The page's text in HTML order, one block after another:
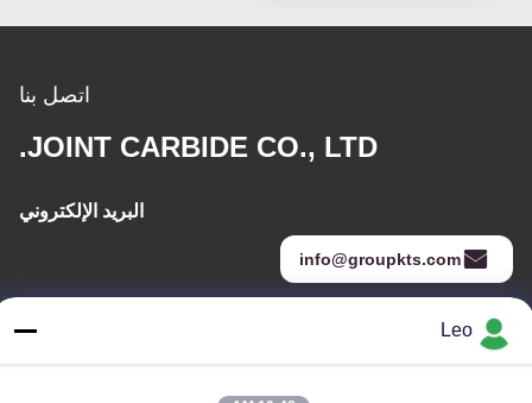
اتصل بنا
JOINT CARBIDE CO., LTD.
البريد الإلكتروني
info@groupkts.com
Leo